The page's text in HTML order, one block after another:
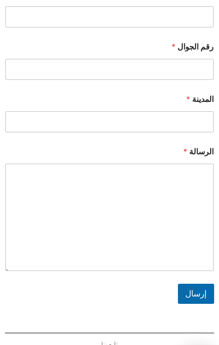
رقم الجوال *
المدينة *
الرسالة *
إرسال